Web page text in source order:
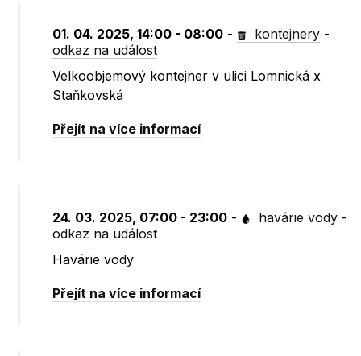
01. 04. 2025, 14:00 - 08:00 - kontejnery -
odkaz na událost
Velkoobjemový kontejner v ulici Lomnická x
Staňkovská
Přejít na více informací
24. 03. 2025, 07:00 - 23:00 - havárie vody -
odkaz na událost
Havárie vody
Přejít na více informací